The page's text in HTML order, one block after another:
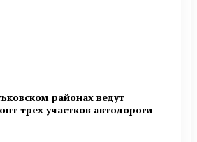
районах ведут
трех участков автодороги